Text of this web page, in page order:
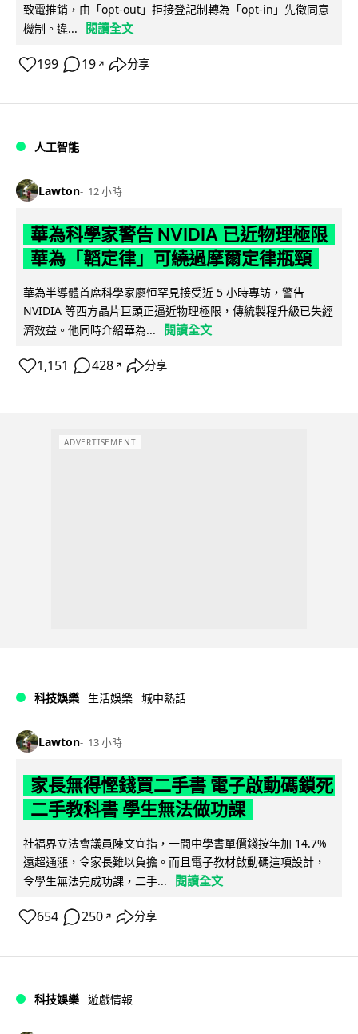
致電推銷，由「opt-out」拒接登記制轉為「opt-in」先徵同意
機制。違...
閱讀全文
199 19 ↗ 分享
人工智能
Lawton 12 小時
華為科學家警告 NVIDIA 已近物理極限
華為「韜定律」可繞過摩爾定律瓶頸
華為半導體首席科學家廖恒罕見接受近 5 小時專訪，警告
NVIDIA 等西方晶片巨頭正逼近物理極限，傳統製程升級已失經
濟效益。他同時介紹華為...
閱讀全文
1,151 428 ↗ 分享
ADVERTISEMENT
科技娛樂 生活娛樂 城中熱話
Lawton 13 小時
家長無得慳錢買二手書 電子啟動碼鎖死
二手教科書 學生無法做功課
社福界立法會議員陳文宜指，一間中學書單價錢按年加 14.7%
遠超通漲，令家長難以負擔。而且電子教材啟動碼這項設計，
令學生無法完成功課，二手...
閱讀全文
654 250 ↗ 分享
科技娛樂 遊戲情報